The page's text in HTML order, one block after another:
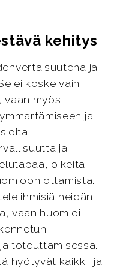
kehitys
ja
ei koske vain
vaan myös
ja
ja
oikeita
ottamista.
ihmisiä heidän
vaan huomioi
toteuttamisessa.
hyötyvät kaikki, ja